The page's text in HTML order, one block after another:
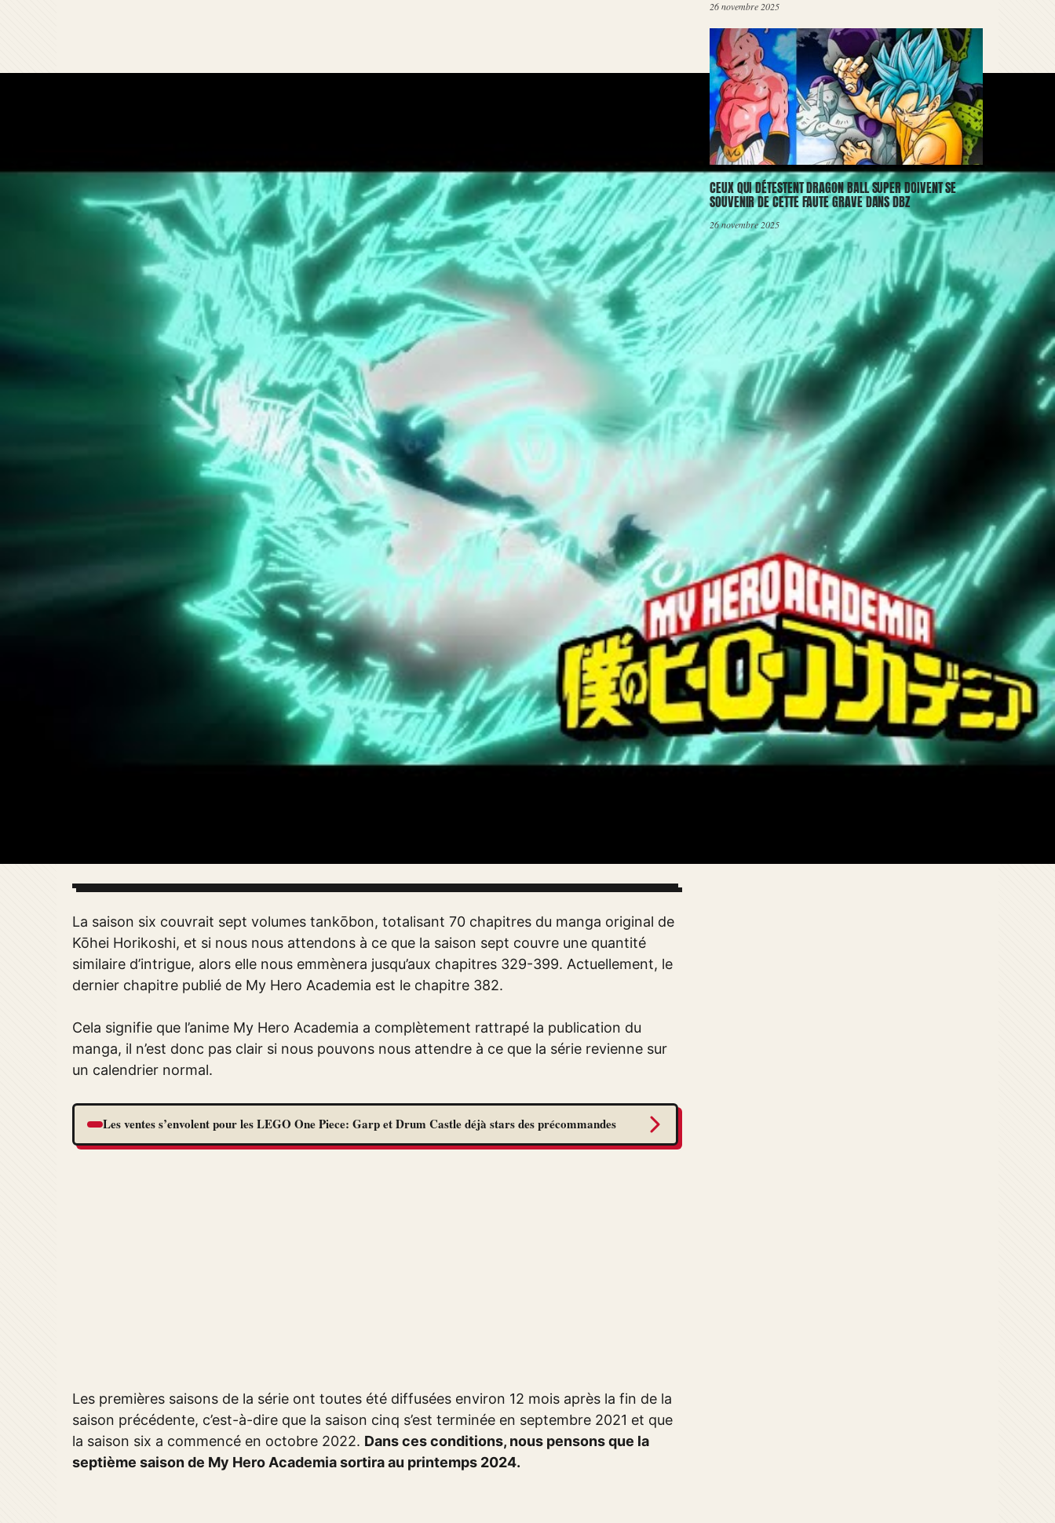
La série a également permis de développer de nombreux personnages. Nous en avons
appris davantage sur des personnages comme Hawks et Endeavour, et la série a donné à
des piliers comme Ururaka et Bakugo des moments émotionnels importants.
DATE DE SORTIE DE LA SAISON 7 DE MY HERO ACADEMIA
La saison 7 de My Hero Academia a été officiellement confirmée dans le générique de fin
de la saison 6, mais quand sera-t-elle diffusée ? Faisons quelques spéculations.
La saison six couvrait sept volumes tankōbon, totalisant 70 chapitres du manga original de
Kōhei Horikoshi, et si nous nous attendons à ce que la saison sept couvre une quantité
similaire d’intrigue, alors elle nous emmènera jusqu’aux chapitres 329-399. Actuellement, le
dernier chapitre publié de My Hero Academia est le chapitre 382.
Cela signifie que l’anime My Hero Academia a complètement rattrapé la publication du
manga, il n’est donc pas clair si nous pouvons nous attendre à ce que la série revienne sur
un calendrier normal.
Les ventes s’envolent pour les LEGO One Piece: Garp et Drum Castle déjà stars des précommandes
Les premières saisons de la série ont toutes été diffusées environ 12 mois après la fin de la
saison précédente, c’est-à-dire que la saison cinq s’est terminée en septembre 2021 et que
la saison six a commencé en octobre 2022. Dans ces conditions, nous pensons que la
septième saison de My Hero Academia sortira au printemps 2024.
26 novembre 2025
CEUX QUI DÉTESTENT DRAGON BALL SUPER DOIVENT SE
SOUVENIR DE CETTE FAUTE GRAVE DANS DBZ
26 novembre 2025